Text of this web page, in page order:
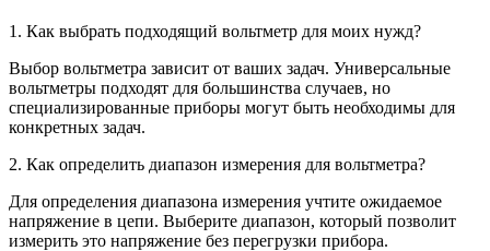
1. Как выбрать подходящий вольтметр для моих нужд?
Выбор вольтметра зависит от ваших задач. Универсальные
вольтметры подходят для большинства случаев, но
специализированные приборы могут быть необходимы для
конкретных задач.
2. Как определить диапазон измерения для вольтметра?
Для определения диапазона измерения учтите ожидаемое
напряжение в цепи. Выберите диапазон, который позволит
измерить это напряжение без перегрузки прибора.